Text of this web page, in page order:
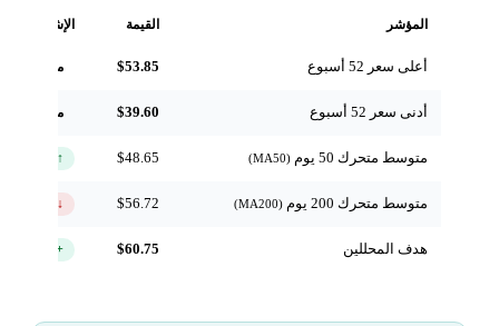
المؤشر القيمة الإشارة
أعلى سعر 52 أسبوع $53.85 مرجعي
أدنى سعر 52 أسبوع $39.60 مرجعي
متوسط متحرك 50 يوم $48.65 ↑ فوق
متوسط متحرك 200 يوم $56.72 ↓ تحت
هدف المحللين $60.75
+22.4%